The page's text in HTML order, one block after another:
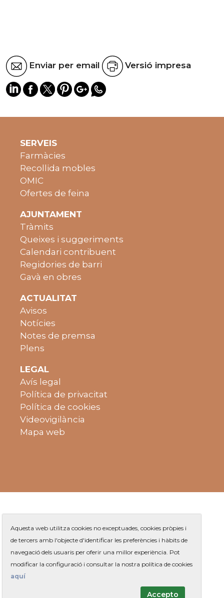
Enviar per email Versió impresa
SERVEIS
Farmàcies
Recollida mobles
OMIC
Ofertes de feina
AJUNTAMENT
Tràmits
Queixes i suggeriments
Calendari contribuent
Regidories de barri
Gavà en obres
ACTUALITAT
Avisos
Notícies
Notes de premsa
Plens
LEGAL
Avís legal
Política de privacitat
Política de cookies
Videovigilància
Mapa web
Plaça de Jaume Balmes s/n
Aquesta web utilitza cookies no exceptuades, cookies pròpies i
de tercers amb l'objecte d'identificar les preferències i hàbits de
navegació dels usuaris per oferir una millor experiència. Pot
modificar la configuració i consultar la nostra política de cookies
aquí
Accepto